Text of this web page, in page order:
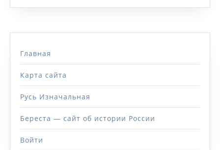
Главная
Карта сайта
Русь Изначальная
Береста — сайт об истории России
Войти